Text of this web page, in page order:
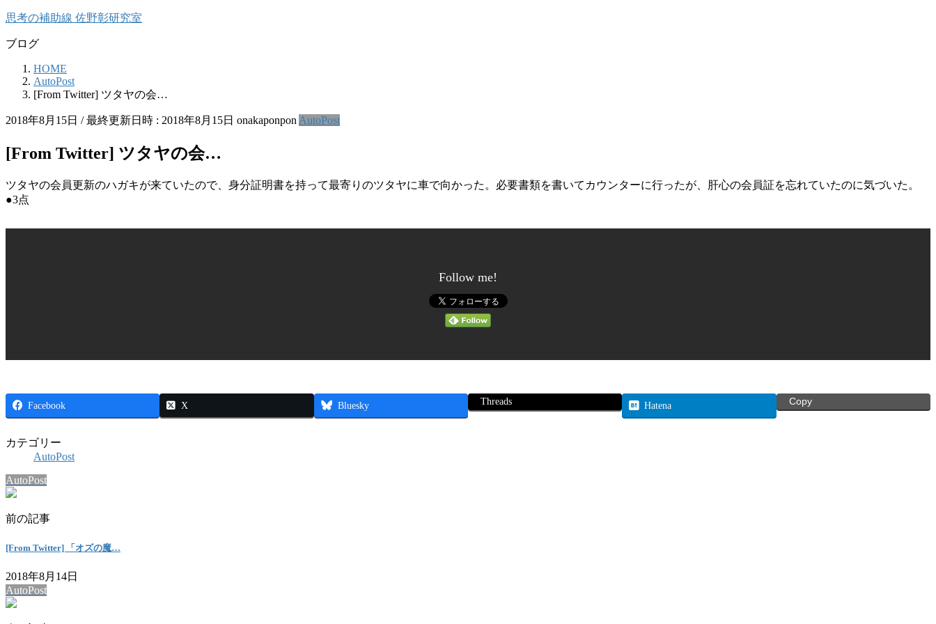
コ
テ
キ
プ
ナ
ゲ
に
動
思考の補助線 佐野彰研究室
ブログ
HOME
AutoPost
[From Twitter] ツタヤの会…
2018年8月15日 / 最終更新日時 : 2018年8月15日 onakaponpon AutoPost
[From Twitter] ツタヤの会…
ツタヤの会員更新のハガキが来ていたので、身分証明書を持って最寄りのツタヤに車で向かった。必要書類を書いてカウンターに行ったが、肝心の会員証を忘れていたのに気づいた。
●3点
Follow me!
Facebook X Bluesky Threads Hatena Copy
カテゴリー
AutoPost
AutoPost
前の記事
[From Twitter] 「オズの魔…
2018年8月14日
AutoPost